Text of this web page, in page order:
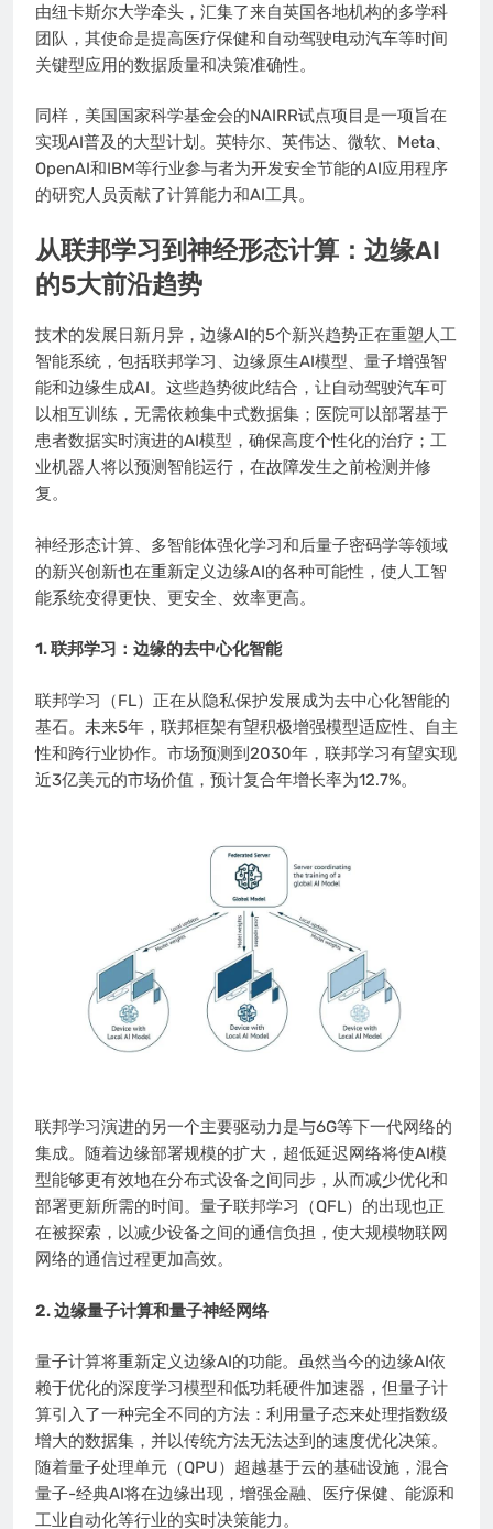
由纽卡斯尔大学牵头，汇集了来自英国各地机构的多学科
团队，其使命是提高医疗保健和自动驾驶电动汽车等时间
关键型应用的数据质量和决策准确性。
同样，美国国家科学基金会的NAIRR试点项目是一项旨在
实现AI普及的大型计划。英特尔、英伟达、微软、Meta、
OpenAI和IBM等行业参与者为开发安全节能的AI应用程序
的研究人员贡献了计算能力和AI工具。
从联邦学习到神经形态计算：边缘AI
的5大前沿趋势
技术的发展日新月异，边缘AI的5个新兴趋势正在重塑人工
智能系统，包括联邦学习、边缘原生AI模型、量子增强智
能和边缘生成AI。这些趋势彼此结合，让自动驾驶汽车可
以相互训练，无需依赖集中式数据集；医院可以部署基于
患者数据实时演进的AI模型，确保高度个性化的治疗；工
业机器人将以预测智能运行，在故障发生之前检测并修
复。
神经形态计算、多智能体强化学习和后量子密码学等领域
的新兴创新也在重新定义边缘AI的各种可能性，使人工智
能系统变得更快、更安全、效率更高。
1. 联邦学习：边缘的去中心化智能
联邦学习（FL）正在从隐私保护发展成为去中心化智能的
基石。未来5年，联邦框架有望积极增强模型适应性、自主
性和跨行业协作。市场预测到2030年，联邦学习有望实现
近3亿美元的市场价值，预计复合年增长率为12.7%。
联邦学习演进的另一个主要驱动力是与6G等下一代网络的
集成。随着边缘部署规模的扩大，超低延迟网络将使AI模
型能够更有效地在分布式设备之间同步，从而减少优化和
部署更新所需的时间。量子联邦学习（QFL）的出现也正
在被探索，以减少设备之间的通信负担，使大规模物联网
网络的通信过程更加高效。
2. 边缘量子计算和量子神经网络
量子计算将重新定义边缘AI的功能。虽然当今的边缘AI依
赖于优化的深度学习模型和低功耗硬件加速器，但量子计
算引入了一种完全不同的方法：利用量子态来处理指数级
增大的数据集，并以传统方法无法达到的速度优化决策。
随着量子处理单元（QPU）超越基于云的基础设施，混合
量子-经典AI将在边缘出现，增强金融、医疗保健、能源和
工业自动化等行业的实时决策能力。